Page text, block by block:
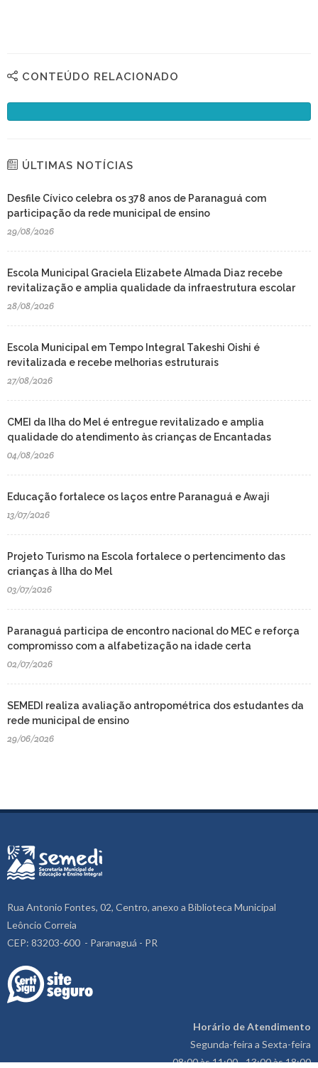
CONTEÚDO RELACIONADO
ÚLTIMAS NOTÍCIAS
Desfile Cívico celebra os 378 anos de Paranaguá com
participação da rede municipal de ensino
29/08/2026
Escola Municipal Graciela Elizabete Almada Diaz recebe
revitalização e amplia qualidade da infraestrutura escolar
28/08/2026
Escola Municipal em Tempo Integral Takeshi Oishi é
revitalizada e recebe melhorias estruturais
27/08/2026
CMEI da Ilha do Mel é entregue revitalizado e amplia
qualidade do atendimento às crianças de Encantadas
04/08/2026
Educação fortalece os laços entre Paranaguá e Awaji
13/07/2026
Projeto Turismo na Escola fortalece o pertencimento das
crianças à Ilha do Mel
03/07/2026
Paranaguá participa de encontro nacional do MEC e reforça
compromisso com a alfabetização na idade certa
02/07/2026
SEMEDI realiza avaliação antropométrica dos estudantes da
rede municipal de ensino
29/06/2026
Rua Antonio Fontes, 02, Centro, anexo a Biblioteca Municipal
Leôncio Correia
CEP: 83203-600 - Paranaguá - PR
Horário de Atendimento
Segunda-feira a Sexta-feira
08:00 às 11:00 - 13:00 às 18:00